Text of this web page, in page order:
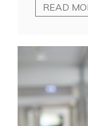
READ